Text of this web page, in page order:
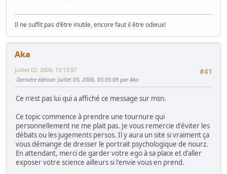
Il ne suffit pas d'être inutile, encore faut il être odieux!
Aka
#41
Juillet 02, 2006, 13:13:07
Dernière édition: Juillet 03, 2006, 03:05:09 par Aka
Ce n'est pas lui qui a affiché ce message sur msn.
Ce topic commence à prendre une tournure qui
personnellement ne me plait pas. Je vous remercie d'éviter les
débats ou les jugements persos. Il y aura un site si vraiment ça
vous démange de dresser le portrait psychologique de nourz.
En attendant, merci de garder votre ego à sa place et d'aller
exposer votre science ailleurs si l'envie vous en prend.